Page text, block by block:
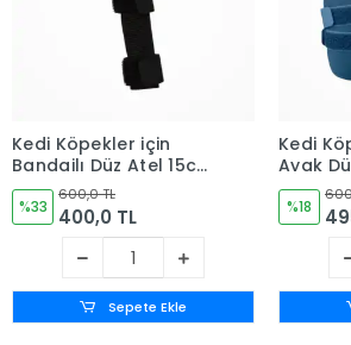
Kedi Köpekler için
Bandajlı Düz Atel 15cm
(No:4)
%33
600,0 TL
400,0 TL
Sepete Ekle
Kedi
Ayak
Small
%18